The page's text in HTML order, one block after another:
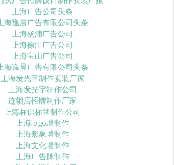
上海广告公司头条
海逸晨广告有限公司头条
上海杨浦广告公司
上海徐汇广告公司
上海宝山广告公司
海逸晨广告有限公司头条
上海发光字制作安装厂家
上海发光字制作公司
连锁店招牌制作厂家
上海标识标牌制作公司
上海logo墙制作
上海形象墙制作
上海文化墙制作
上海广告牌制作